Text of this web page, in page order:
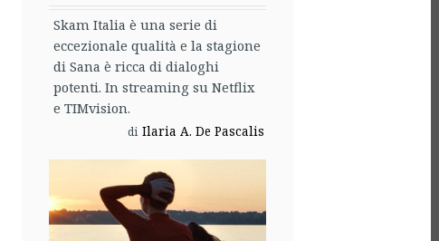
Skam Italia è una serie di
eccezionale qualità e la stagione
di Sana è ricca di dialoghi
potenti. In streaming su Netflix
e TIMvision.
di Ilaria A. De Pascalis